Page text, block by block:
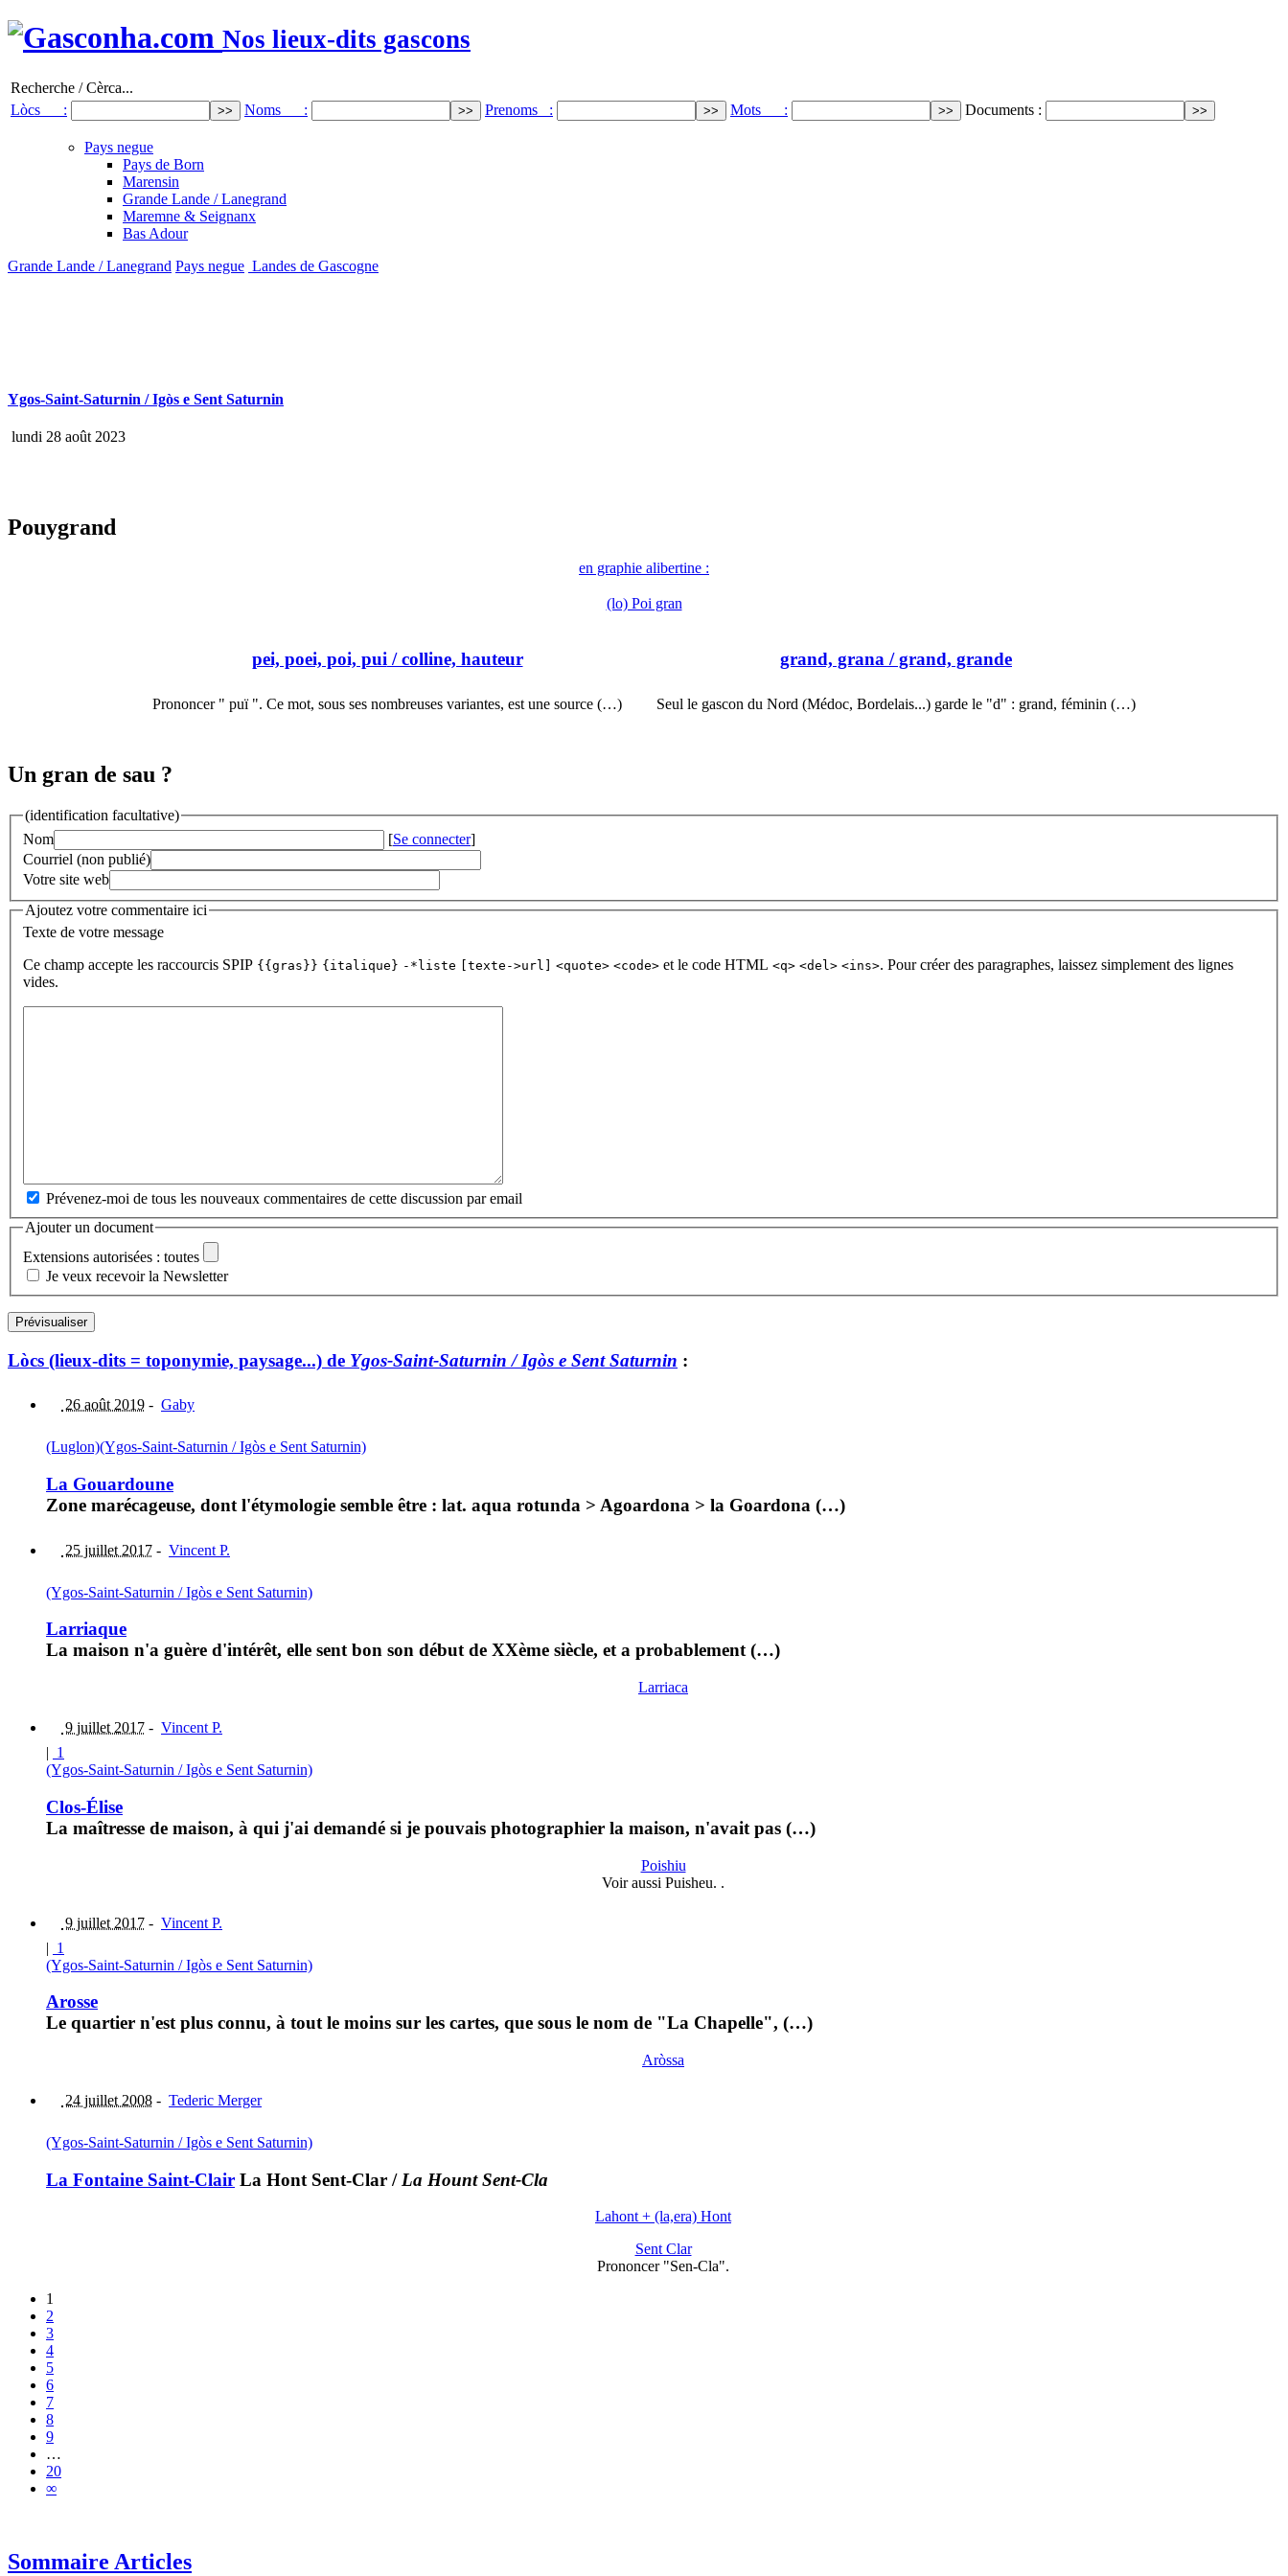
Nos lieux-dits gascons
Recherche / Cèrca...
Lòcs :
Noms : Prenoms : Mots : Documents :
Pays negue
Pays de Born
Marensin
Grande Lande / Lanegrand
Maremne & Seignanx
Bas Adour
Grande Lande / Lanegrand Pays negue Landes de Gascogne
Ygos-Saint-Saturnin / Igòs e Sent Saturnin
lundi 28 août 2023
Pouygrand
en graphie alibertine :
(lo) Poi gran
pei, poei, poi, pui / colline, hauteur
Prononcer " puï ". Ce mot, sous ses nombreuses variantes, est une source (…)
grand, grana / grand, grande
Seul le gascon du Nord (Médoc, Bordelais...) garde le "d" : grand, féminin (…)
Un gran de sau ?
(identification facultative)
Nom
[Se connecter]
Courriel (non publié)
Votre site web
Ajoutez votre commentaire ici
Texte de votre message
Ce champ accepte les raccourcis SPIP {{gras}} {italique} -*liste [texte->url] <quote> <code> et le code HTML <q> <del> <ins>. Pour créer des paragraphes, laissez simplement des lignes
vides.
Prévenez-moi de tous les nouveaux commentaires de cette discussion par email
Ajouter un document
Extensions autorisées : toutes
Je veux recevoir la Newsletter
Lòcs (lieux-dits = toponymie, paysage...) de Ygos-Saint-Saturnin / Igòs e Sent Saturnin :
26 août 2019 - Gaby
(Luglon)(Ygos-Saint-Saturnin / Igòs e Sent Saturnin)
La Gouardoune
Zone marécageuse, dont l'étymologie semble être : lat. aqua rotunda > Agoardona > la Goardona (…)
25 juillet 2017 - Vincent P.
(Ygos-Saint-Saturnin / Igòs e Sent Saturnin)
Larriaque
La maison n'a guère d'intérêt, elle sent bon son début de XXème siècle, et a probablement (…)
Larriaca
9 juillet 2017 - Vincent P.
| 1
(Ygos-Saint-Saturnin / Igòs e Sent Saturnin)
Clos-Élise
La maîtresse de maison, à qui j'ai demandé si je pouvais photographier la maison, n'avait pas (…)
Poishiu
Voir aussi Puisheu. .
9 juillet 2017 - Vincent P.
| 1
(Ygos-Saint-Saturnin / Igòs e Sent Saturnin)
Arosse
Le quartier n'est plus connu, à tout le moins sur les cartes, que sous le nom de "La Chapelle", (…)
Aròssa
24 juillet 2008 - Tederic Merger
(Ygos-Saint-Saturnin / Igòs e Sent Saturnin)
La Fontaine Saint-Clair La Hont Sent-Clar / La Hount Sent-Cla
Lahont + (la,era) Hont
Sent Clar
Prononcer "Sen-Cla".
1
2
3
4
5
6
7
8
9
…
20
∞
Sommaire Articles